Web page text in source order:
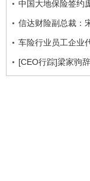
中国大地保险签约
信达财险副总裁：
车险行业员工企业
[CEO行踪]梁家驹